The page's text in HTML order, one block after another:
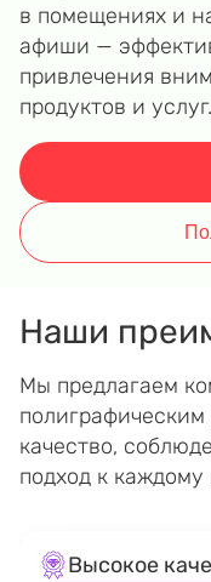
в помещениях и
афиши —
привлечения
продуктов и услуг.
Наши
Мы предлагаем
качество,
подход к каждому
Высокое